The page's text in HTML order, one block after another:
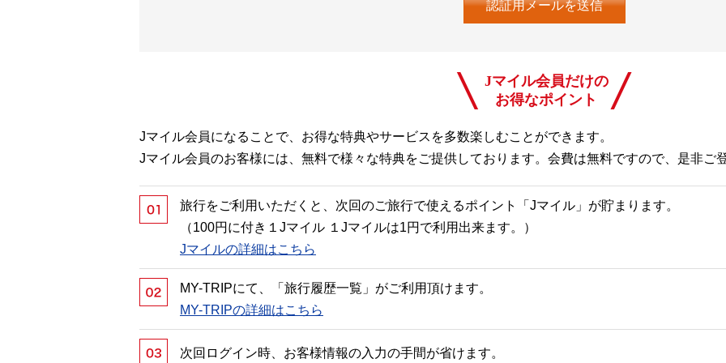
Jマイル会員だけの
お得なポイント
Jマイル会員になることで、お得な特典やサービスを多数楽しむことができます。
Jマイル会員のお客様には、無料で様々な特典をご提供しております。会費は無料ですので、是非ご
旅行をご利用いただくと、次回のご旅行で使えるポイント「Jマイル」が貯まります。
（100円に付き１Jマイル １Jマイルは1円で利用出来ます。）
Jマイルの詳細はこちら
MY-TRIPにて、「旅行履歴一覧」がご利用頂けます。
MY-TRIPの詳細はこちら
次回ログイン時、お客様情報の入力の手間が省けます。